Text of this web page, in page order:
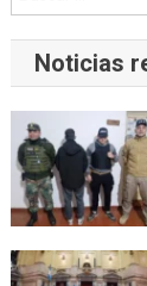
Noticias